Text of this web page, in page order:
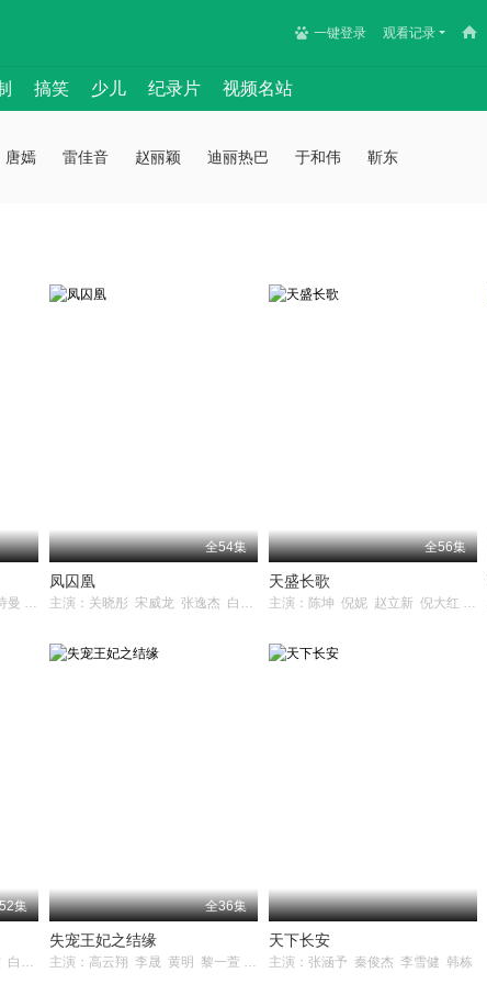
一键登录 观看记录
搞笑 少儿 纪录片 视频名站
唐嫣 雷佳音 赵丽颖 迪丽热巴 于和伟 靳东
主演：秦岚 聂远 吴谨言 佘诗曼 张嘉倪 许凯 谭卓
全54集
凤囚凰
主演：关晓彤 宋威龙 张逸杰 白鹿 吴谨言 吴佳怡 米热 许凯 何奉天 洪尧
全56集
天盛长歌
主演：陈坤 倪妮 赵立新 倪大红 袁弘 王鸥 白敬亭
集
主演：关晓彤 宋威龙 张逸杰 白鹿 吴谨言 吴佳怡 米热 许凯 何奉天 洪尧
全36集
失宠王妃之结缘
主演：高云翔 李晟 黄明 黎一萱 寇振海 王琳 高兰村 范鸿轩 霍政谚 杨丽菁
天下长安
主演：张涵予 秦俊杰 李雪健 韩栋